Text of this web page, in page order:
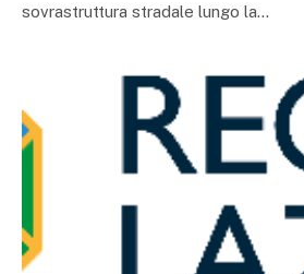
sovrastruttura stradale lungo la…